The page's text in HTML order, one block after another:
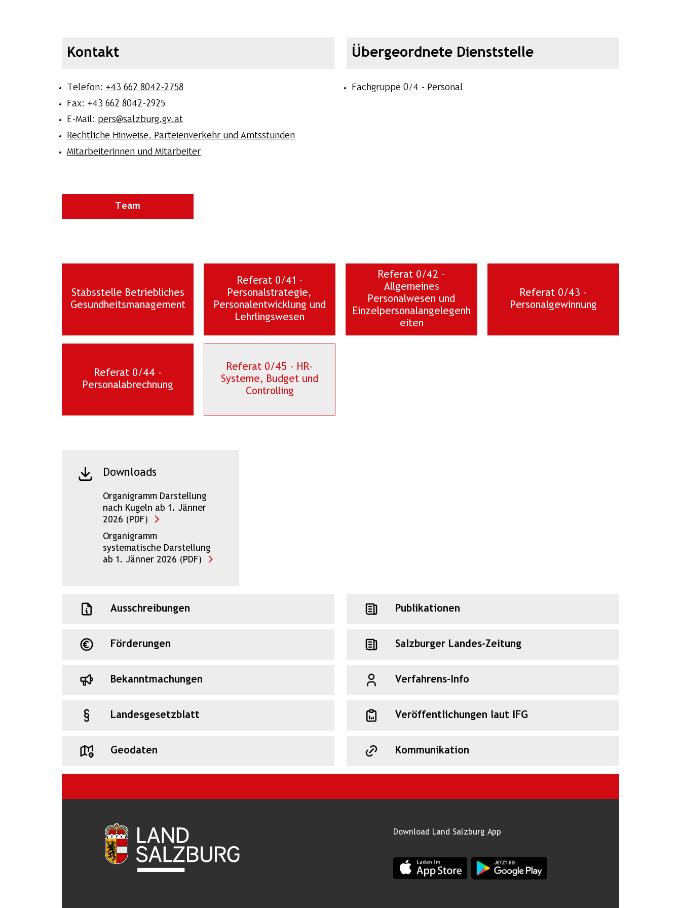
Kontakt
Telefon: +43 662 8042-2758
Fax: +43 662 8042-2925
E-Mail: pers@salzburg.gv.at
Rechtliche Hinweise, Parteienverkehr und Amtsstunden
Mitarbeiterinnen und Mitarbeiter
Übergeordnete Dienststelle
Fachgruppe 0/4 - Personal
Team
Stabsstelle Betriebliches
Gesundheitsmanagement
Referat 0/41 -
Personalstrategie,
Personalentwicklung und
Lehrlingswesen
Referat 0/42 -
Allgemeines
Personalwesen und
Einzelpersonalangelegenh
eiten
Referat 0/43 -
Personalgewinnung
Referat 0/44 -
Personalabrechnung
Referat 0/45 - HR-
Systeme, Budget und
Controlling
Downloads
Organigramm Darstellung
nach Kugeln ab 1. Jänner
2026 (PDF)
Organigramm
systematische Darstellung
ab 1. Jänner 2026 (PDF)
Ausschreibungen
Förderungen
Bekanntmachungen
Landesgesetzblatt
Geodaten
Publikationen
Salzburger Landes-Zeitung
Verfahrens-Info
Veröffentlichungen laut IFG
Kommunikation
Download Land Salzburg App
App Land Salzburg im Apple App StoreApp Land Salzburg im Google Play Store